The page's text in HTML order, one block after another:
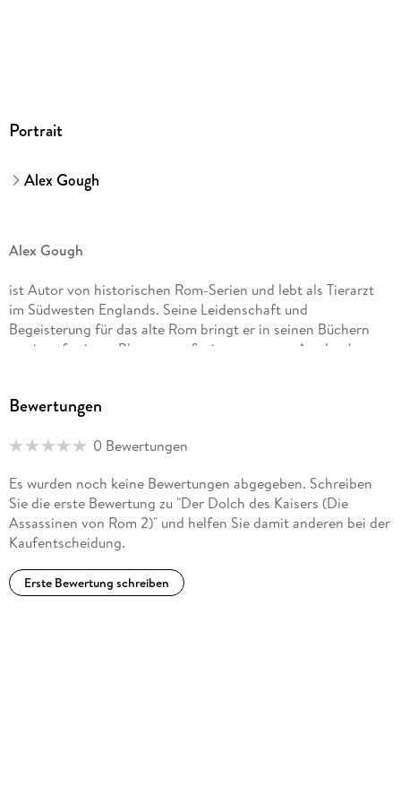
Portrait
Alex Gough
Alex Gough
ist Autor von historischen Rom-Serien und lebt als Tierarzt
im Südwesten Englands. Seine Leidenschaft und
Begeisterung für das alte Rom bringt er in seinen Büchern
sowie auf seinem Blog romanfiction. com zum Ausdruck
Erik Borner,
1967 in Hemer geboren, arbeitet als Schauspieler, Regisseur
Wiesbaden und Frankfurt zu sehen. Daneben spielt er auch
regelmäßig in diversen Fernsehproduktionen mit. Als
Bewertungen
0 Bewertungen
Es wurden noch keine Bewertungen abgegeben. Schreiben
Sie die erste Bewertung zu "Der Dolch des Kaisers (Die
Assassinen von Rom 2)" und helfen Sie damit anderen bei der
Kaufentscheidung.
Erste Bewertung schreiben